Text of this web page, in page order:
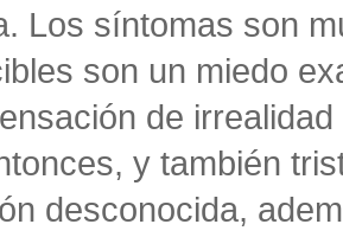
Los síntomas son
son un miedo
de
y también
desconocida,